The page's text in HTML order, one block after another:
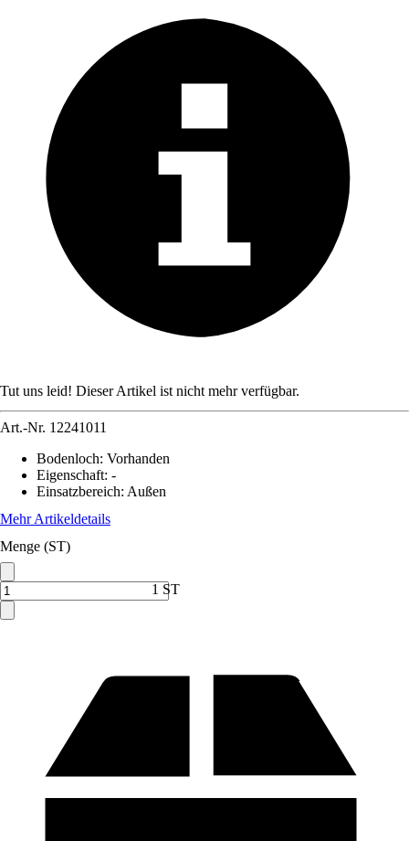
Tut uns leid! Dieser Artikel ist nicht mehr verfügbar.
Art.-Nr. 12241011
Bodenloch: Vorhanden
Eigenschaft: -
Einsatzbereich: Außen
Mehr Artikeldetails
Menge (ST)
1 ST